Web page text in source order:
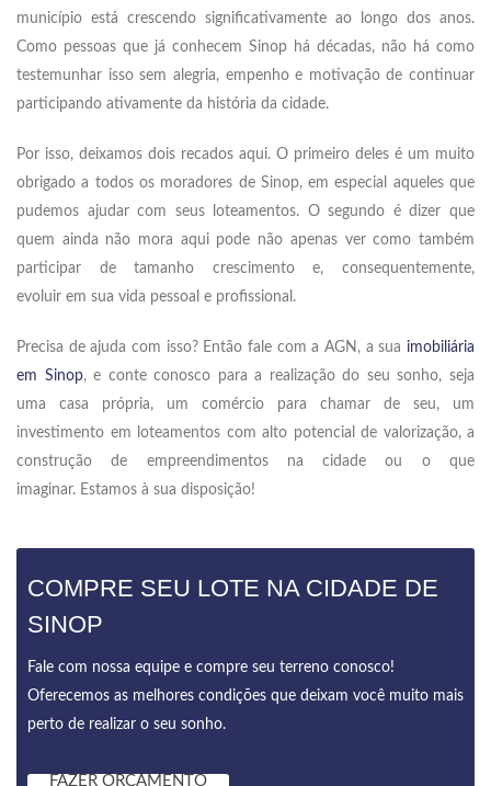
município está crescendo significativamente ao longo dos anos.
Como pessoas que já conhecem Sinop há décadas, não há como
testemunhar isso sem alegria, empenho e motivação de continuar
participando ativamente da história da cidade.
Por isso, deixamos dois recados aqui. O primeiro deles é um muito
obrigado a todos os moradores de Sinop, em especial aqueles que
pudemos ajudar com seus loteamentos. O segundo é dizer que
quem ainda não mora aqui pode não apenas ver como também
participar de tamanho crescimento e, consequentemente,
evoluir em sua vida pessoal e profissional.
Precisa de ajuda com isso? Então fale com a AGN, a sua imobiliária
em Sinop, e conte conosco para a realização do seu sonho, seja
uma casa própria, um comércio para chamar de seu, um
investimento em loteamentos com alto potencial de valorização, a
construção de empreendimentos na cidade ou o que
imaginar. Estamos à sua disposição!
COMPRE SEU LOTE NA CIDADE DE
SINOP
Fale com nossa equipe e compre seu terreno conosco!
Oferecemos as melhores condições que deixam você muito mais
perto de realizar o seu sonho.
FAZER ORÇAMENTO